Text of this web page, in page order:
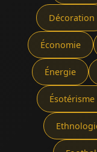
Décoration
Économie
Énergie